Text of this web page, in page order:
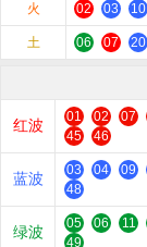
火 02 03 10
土 06 07 20
红波 01 02 07
45
46
蓝波 03 04 09
48
绿波 05 06 11
49